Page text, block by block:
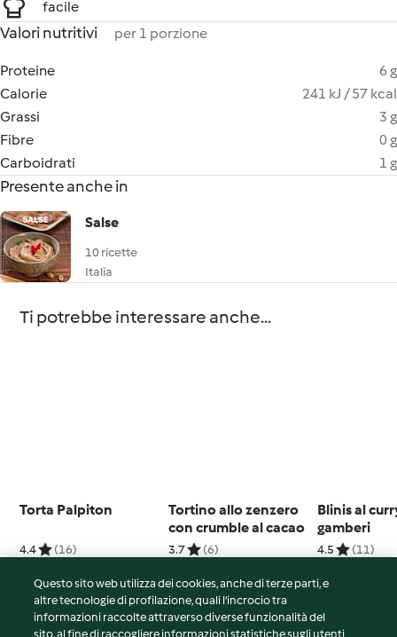
facile
Valori nutritivi per 1 porzione
Proteine
6 g
Calorie
241 kJ / 57 kcal
Grassi
3 g
Fibre
0 g
Carboidrati
1 g
Presente anche in
Salse
10 ricette
Italia
Ti potrebbe interessare anche...
Torta Palpiton
4.4 (16)
Tortino allo zenzero
con crumble al cacao
3.7 (6)
Blinis al
gamberi
4.5 (11)
Questo sito web utilizza dei cookies, anche di terze parti, e
altre tecnologie di profilazione, quali l’incrocio tra
informazioni raccolte attraverso diverse funzionalità del
sito, al fine di raccogliere informazioni statistiche sugli utenti